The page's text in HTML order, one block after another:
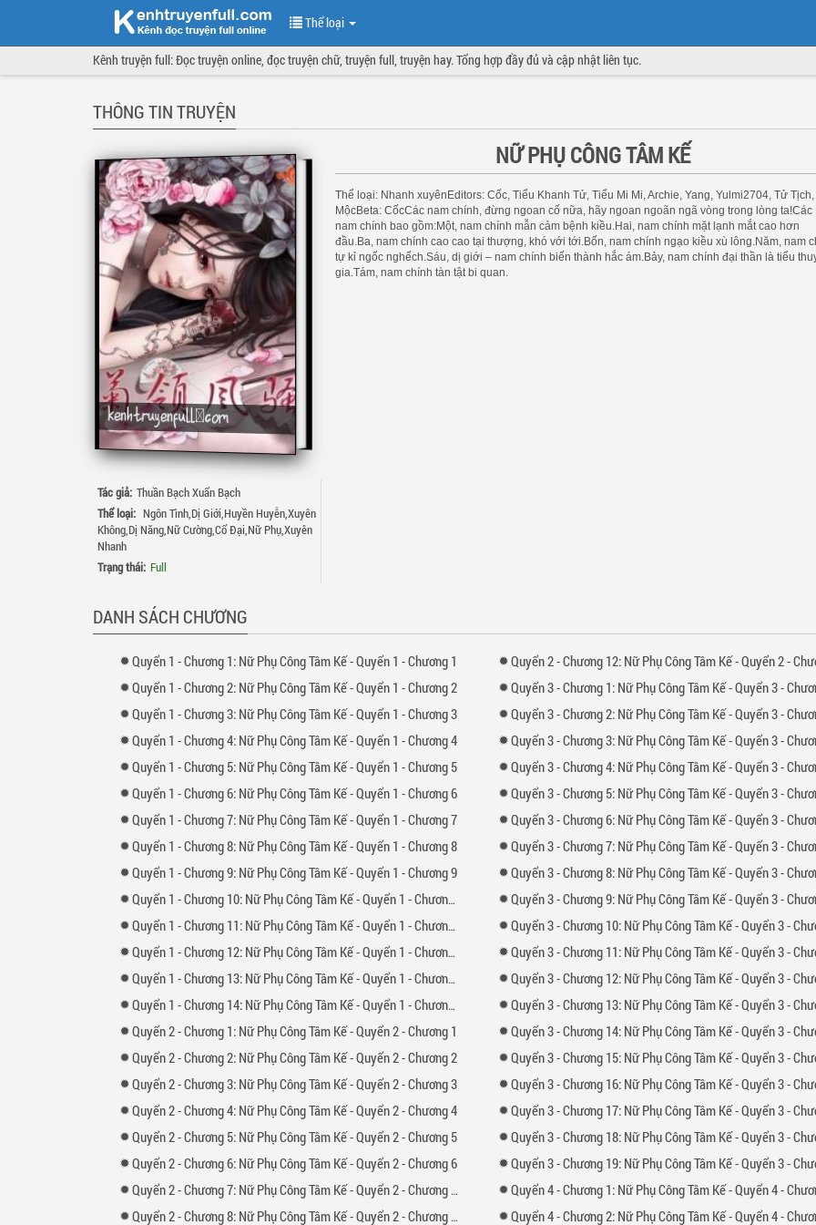
Thể loại
Kênh truyện full: Đọc truyện online, đọc truyện chữ, truyện full, truyện hay. Tổng hợp đầy đủ và cập nhật liên tục.
THÔNG TIN TRUYỆN
NỮ PHỤ CÔNG TÂM KẾ
Tác giả: Thuần Bạch Xuẩn Bạch
Thể loại: Ngôn Tình,Dị Giới,Huyền Huyễn,Xuyên
Không,Dị Năng,Nữ Cường,Cổ Đại,Nữ Phụ,Xuyên
Nhanh
Trạng thái: Full
Thể loại: Nhanh xuyênEditors: Cốc, Tiểu Khanh Tử, Tiểu Mi Mi, Archie, Yang, Yulmi2704, Tử Tịch,
MộcBeta: CốcCác nam chính, đừng ngoan cố nữa, hãy ngoan ngoãn ngã vòng trong lòng ta!Các
nam chính bao gồm:Một, nam chính mẫn cảm bệnh kiều.Hai, nam chính mặt lạnh mắt cao hơn
đầu.Ba, nam chính cao cao tại thượng, khó với tới.Bốn, nam chính ngạo kiều xù lông.Năm, nam
tự kỉ ngốc nghếch.Sáu, dị giới – nam chính biến thành hắc ám.Bảy, nam chính đại thần là tiểu
gia.Tám, nam chính tàn tật bi quan.
DANH SÁCH CHƯƠNG
Quyển 1 -Chương 1: Nữ Phụ Công Tâm Kế - Quyển 1 - Chương 1
Quyển 1 -Chương2: Nữ Phụ Công Tâm Kế - Quyển 1 - Chương 2
Quyển 1 -Chương3: Nữ Phụ Công Tâm Kế - Quyển 1 - Chương 3
Quyển 1 -Chương4: Nữ Phụ Công Tâm Kế - Quyển 1 - Chương 4
Quyển 1 -Chương 5: Nữ Phụ Công Tâm Kế - Quyển 1 - Chương 5
Quyển 1 -Chương6: Nữ Phụ Công Tâm Kế - Quyển 1 - Chương 6
Quyển 1 -Chương7: Nữ Phụ Công Tâm Kế - Quyển 1 - Chương 7
Quyển 1 -Chương8: Nữ Phụ Công Tâm Kế - Quyển 1 - Chương 8
Quyển 1 -Chương9: Nữ Phụ Công Tâm Kế - Quyển 1 - Chương 9
Quyển 1 -Chương 10: Nữ Phụ Công Tâm Kế - Quyển 1 - Chương 10
Quyển 1 -Chương 11: Nữ Phụ Công Tâm Kế - Quyển 1 - Chương 11
Quyển 1 -Chương 12: Nữ Phụ Công Tâm Kế - Quyển 1 - Chương 12
Quyển 1 -Chương 13: Nữ Phụ Công Tâm Kế - Quyển 1 - Chương 13
Quyển 1 -Chương 14: Nữ Phụ Công Tâm Kế - Quyển 1 - Chương 14: Phiên ngoại
Quyển2 -Chương 1: Nữ Phụ Công Tâm Kế - Quyển 2 - Chương 1
Quyển2 -Chương2: Nữ Phụ Công Tâm Kế - Quyển 2 - Chương 2
Quyển2 -Chương3: Nữ Phụ Công Tâm Kế - Quyển 2 - Chương 3
Quyển2 -Chương4: Nữ Phụ Công Tâm Kế - Quyển 2 - Chương 4
Quyển2 -Chương 5: Nữ Phụ Công Tâm Kế - Quyển 2 - Chương 5
Quyển2 -Chương6: Nữ Phụ Công Tâm Kế - Quyển 2 - Chương 6
Quyển2 -Chương7: Nữ Phụ Công Tâm Kế - Quyển 2 - Chương 7: Thành đôi cùng chàng [7]
Quyển2 -Chương8: Nữ Phụ Công Tâm Kế - Quyển 2 - Chương 8: Chỉ muốn giam cầm em [ngoại truyện]
Quyển2 -Chương 12: Nữ Phụ Công Tâm Kế - Quyển 2 - Chương 12: Nam chính phản
Quyển3 -Chương 1: Nữ Phụ Công Tâm Kế - Quyển 3 - Chương 1: Muốn làm người phụ nữ của đại
Quyển3 -Chương2: Nữ Phụ Công Tâm Kế - Quyển 3 - Chương 2: Muốn làm người phụ nữ của đại
Quyển3 -Chương3: Nữ Phụ Công Tâm Kế - Quyển 3 - Chương 3: Muốn làm người phụ nữ của đại
Quyển3 -Chương4: Nữ Phụ Công Tâm Kế - Quyển 3 - Chương 4: Muốn làm người phụ nữ của đại
Quyển3 -Chương 5: Nữ Phụ Công Tâm Kế - Quyển 3 - Chương 5: Muốn làm người phụ nữ của đại
Quyển3 -Chương6: Nữ Phụ Công Tâm Kế - Quyển 3 - Chương 6: Muốn làm người phụ nữ của đại
Quyển3 -Chương7: Nữ Phụ Công Tâm Kế - Quyển 3 - Chương 7: Muốn làm người phụ nữ của đại
Quyển3 -Chương8: Nữ Phụ Công Tâm Kế - Quyển 3 - Chương 8: Muốn làm người phụ nữ của đại
Quyển3 -Chương9: Nữ Phụ Công Tâm Kế - Quyển 3 - Chương 9: Muốn làm người phụ nữ của đại
Quyển3 -Chương 10: Nữ Phụ Công Tâm Kế - Quyển 3 - Chương 10: Thành đôi cùng chàng [ngoại
Quyển3 -Chương 11: Nữ Phụ Công Tâm Kế - Quyển 3 - Chương 11: Thành đôi cùng chàng [ngoại
Quyển3 -Chương 12: Nữ Phụ Công Tâm Kế - Quyển 3 - Chương 12: Muốn làm người phụ nữ của đại
Quyển3 -Chương 13: Nữ Phụ Công Tâm Kế - Quyển 3 - Chương 13: Muốn làm người phụ nữ của đại
Quyển3 -Chương 14: Nữ Phụ Công Tâm Kế - Quyển 3 - Chương 14: Muốn làm người phụ nữ của đại
Quyển3 -Chương 15: Nữ Phụ Công Tâm Kế - Quyển 3 - Chương 15: Muốn làm người phụ nữ của đại
Quyển3 -Chương 16: Nữ Phụ Công Tâm Kế - Quyển 3 - Chương 16: Muốn làm người phụ nữ của đại
Quyển3 -Chương 17: Nữ Phụ Công Tâm Kế - Quyển 3 - Chương 17: Muốn làm người phụ nữ của đại
Quyển3 -Chương 18: Nữ Phụ Công Tâm Kế - Quyển 3 - Chương 18: Muốn làm người phụ nữ của đại thần [ngoại
Quyển3 -Chương 19: Nữ Phụ Công Tâm Kế - Quyển 3 - Chương 19: Muốn làm người phụ nữ của đại thần [ngoại
Quyển4 -Chương 1: Nữ Phụ Công Tâm Kế - Quyển 4 - Chương 1: Nhóc con mau vào
Quyển4 -Chương2: Nữ Phụ Công Tâm Kế - Quyển 4 - Chương 2: Nhóc con mau vào